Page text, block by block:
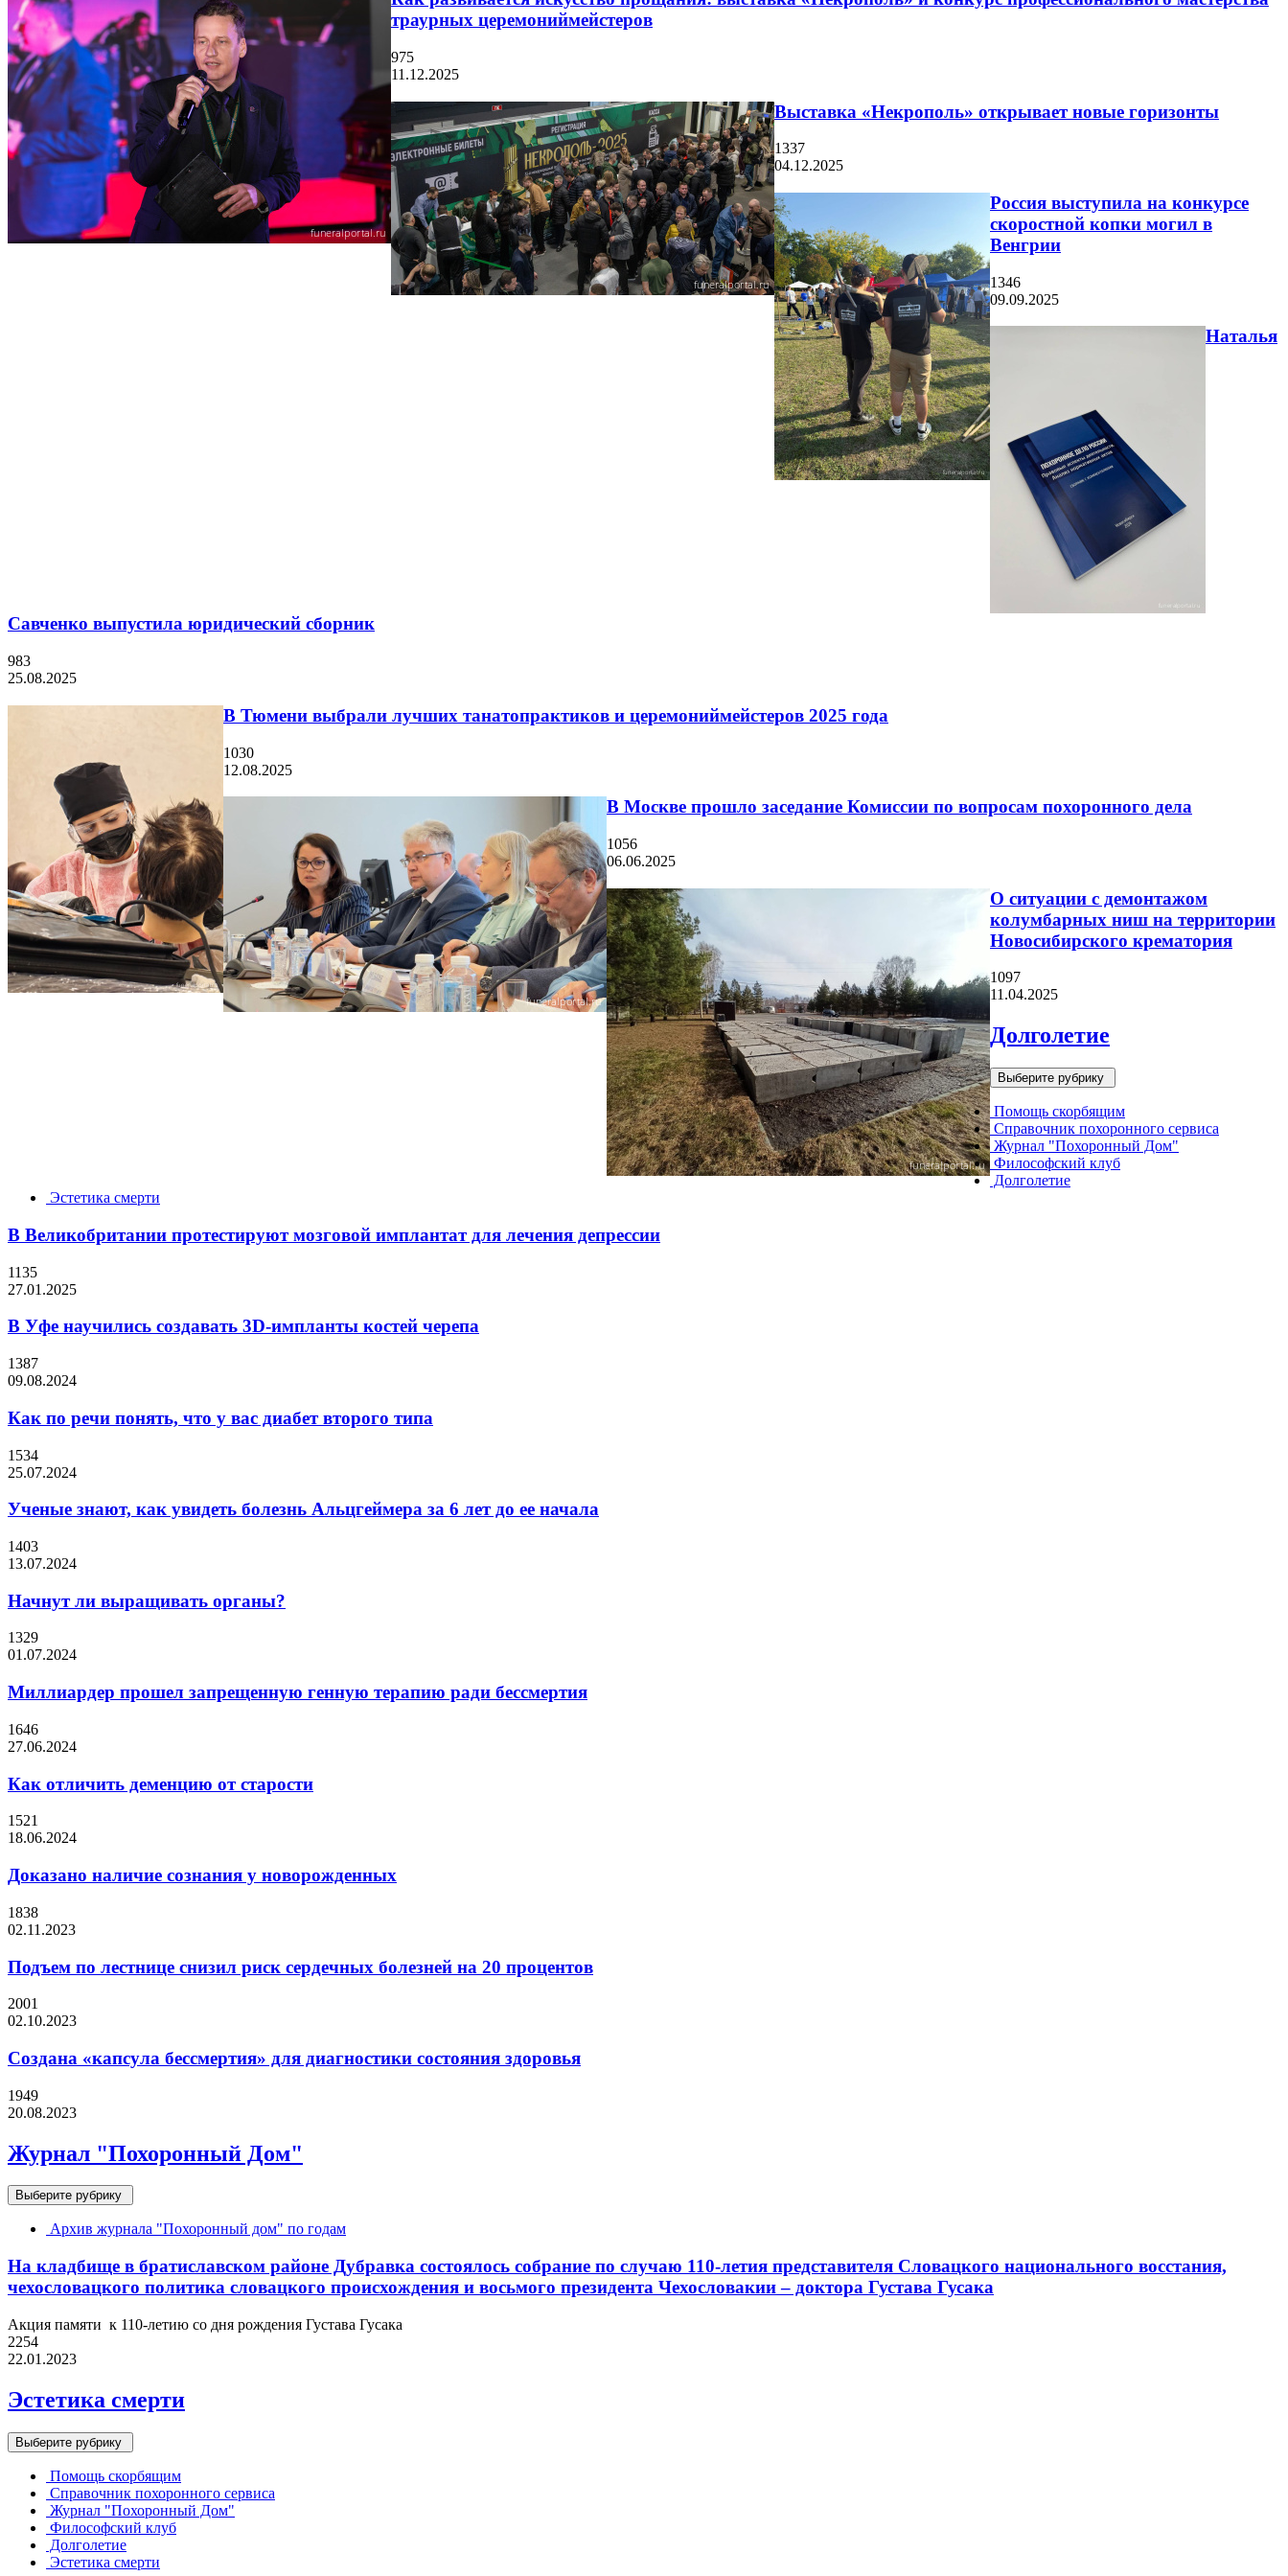
траурных церемониймейстеров
975
11.12.2025
Выставка «Некрополь» открывает новые горизонты
1337
04.12.2025
Россия выступила на конкурсе
скоростной копки могил в
Венгрии
1346
09.09.2025
Наталья
Савченко выпустила юридический сборник
983
25.08.2025
В Тюмени выбрали лучших танатопрактиков и церемониймейстеров 2025 года
1030
12.08.2025
В Москве прошло заседание Комиссии по вопросам похоронного дела
1056
06.06.2025
О ситуации с демонтажом
колумбарных ниш на территории
Новосибирского крематория
1097
11.04.2025
Долголетие
Выберите рубрику
Помощь скорбящим
Справочник похоронного сервиса
Журнал "Похоронный Дом"
Философский клуб
Долголетие
Эстетика смерти
В Великобритании протестируют мозговой имплантат для лечения депрессии
1135
27.01.2025
В Уфе научились создавать 3D-импланты костей черепа
1387
09.08.2024
Как по речи понять, что у вас диабет второго типа
1534
25.07.2024
Ученые знают, как увидеть болезнь Альцгеймера за 6 лет до ее начала
1403
13.07.2024
Начнут ли выращивать органы?
1329
01.07.2024
Миллиардер прошел запрещенную генную терапию ради бессмертия
1646
27.06.2024
Как отличить деменцию от старости
1521
18.06.2024
Доказано наличие сознания у новорожденных
1838
02.11.2023
Подъем по лестнице снизил риск сердечных болезней на 20 процентов
2001
02.10.2023
Создана «капсула бессмертия» для диагностики состояния здоровья
1949
20.08.2023
Журнал "Похоронный Дом"
Выберите рубрику
Архив журнала "Похоронный дом" по годам
На кладбище в братиславском районе Дубравка состоялось собрание по случаю 110-летия представителя Словацкого национального восстания,
чехословацкого политика словацкого происхождения и восьмого президента Чехословакии – доктора Густава Гусака
Акция памяти к 110-летию со дня рождения Густава Гусака
2254
22.01.2023
Эстетика смерти
Выберите рубрику
Помощь скорбящим
Справочник похоронного сервиса
Журнал "Похоронный Дом"
Философский клуб
Долголетие
Эстетика смерти